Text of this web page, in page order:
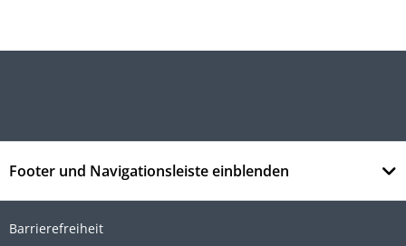
Footer und Navigationsleiste einblenden
Barrierefreiheit